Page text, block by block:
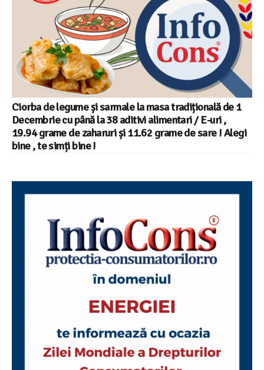
Ciorba de legume și sarmale la masa tradițională de 1
Decembrie cu până la 38 aditivi alimentari / E-uri ,
19.94 grame de zaharuri și 11.62 grame de sare ! Alegi
bine , te simți bine !